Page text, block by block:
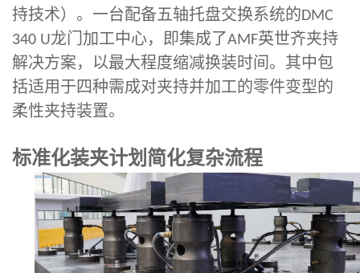
持技术）。一台配备五轴托盘交换系统的 DMC
340 U龙门加工中心，即集成了AMF英世齐夹持
解决方案，以最大程度缩减换装时间。其中包
括适用于四种需成对夹持并加工的零件变型的
柔性夹持装置。
标准化装夹计划简化复杂流程